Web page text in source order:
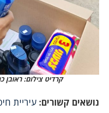
קרדיט צילום: ראובן
נושאים קשורים: עיריית